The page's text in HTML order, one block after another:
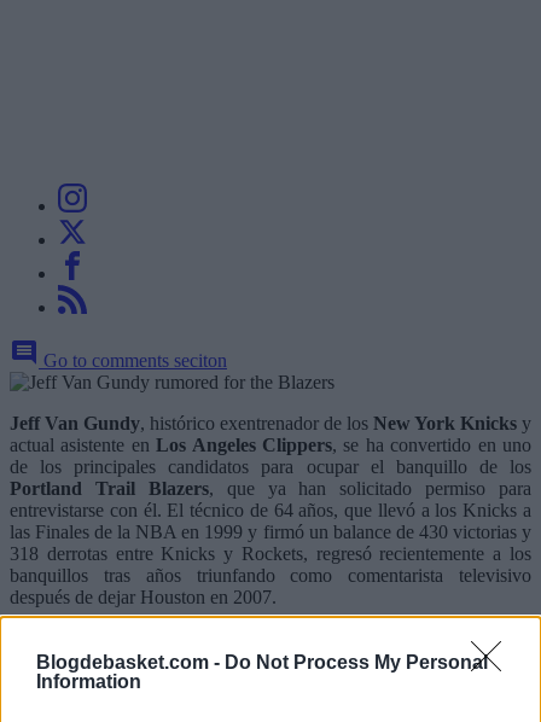
Blogdebasket.com - Do Not Process My Personal
Information
Go to comments seciton
Jeff Van Gundy, histórico exentrenador de los New York Knicks y
actual asistente enLos Angeles Clippers, se ha convertido en uno
de los principales candidatos para ocupar el banquillo de los
Portland Trail Blazers, que ya han solicitado permiso para
entrevistarse con él. El técnico de 64 años, que llevó a los Knicks a
las Finales de la NBA en 1999 y firmó un balance de 430 victorias y
318 derrotas entre Knicks y Rockets, regresó recientemente a los
banquillos tras años triunfando como comentarista televisivo
después de dejar Houston en 2007.